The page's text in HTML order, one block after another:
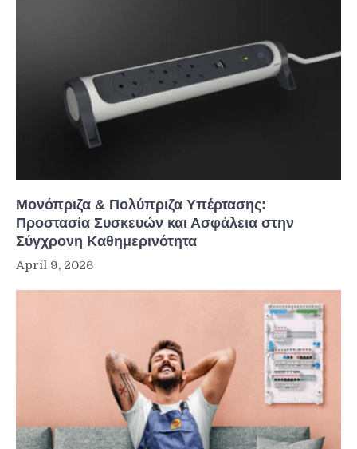
Μονόπριζα & Πολύπριζα Υπέρτασης:
Προστασία Συσκευών και Ασφάλεια στην
Σύγχρονη Καθημερινότητα
April 9, 2026